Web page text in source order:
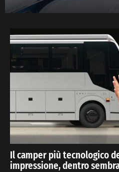
Il camper più tecnologico
impressione, dentro